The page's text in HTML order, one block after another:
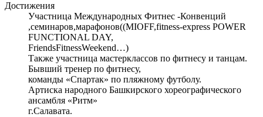
Достижения
Участница Международных Фитнес -Конвенций
,семинаров,марафонов((MIOFF,fitness-express POWER
FUNCTIONAL DAY,
FriendsFitnessWeekend…)
Также участница мастерклассов по фитнесу и танцам.
Бывший тренер по фитнесу,
команды «Спартак» по пляжному футболу.
Артиска народного Башкирского хореографического
ансамбля «Ритм»
г.Салавата.